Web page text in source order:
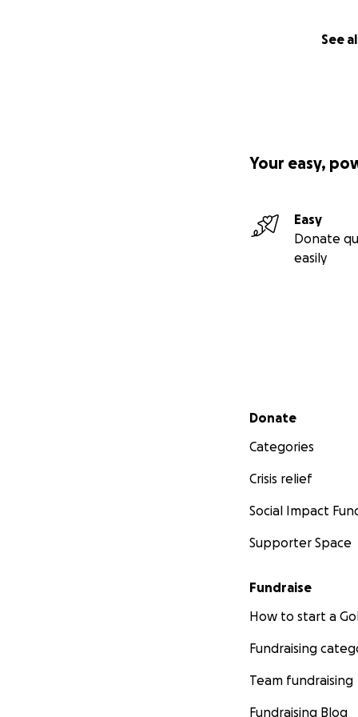
See
Your easy,
Easy
Donate
easily
Secondary menu
Donate
Categories
Crisis relief
Social Impact
Supporter Space
Fundraise
How to start a
Fundraising
Team fundraising
Fundraising Blog